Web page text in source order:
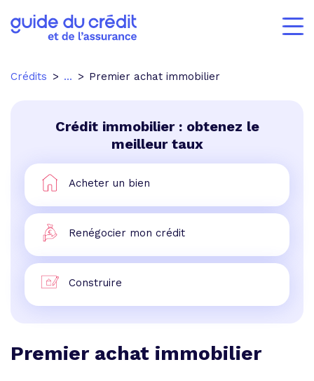
Crédits ... Premier achat immobilier
Crédit immobilier : obtenez le
meilleur taux
Acheter un bien
Renégocier mon crédit
Construire
Premier achat immobilier